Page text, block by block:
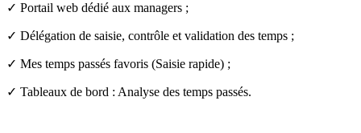
✓ Portail web dédié aux managers ;
✓ Délégation de saisie, contrôle et validation des temps ;
✓ Mes temps passés favoris (Saisie rapide) ;
✓ Tableaux de bord : Analyse des temps passés.